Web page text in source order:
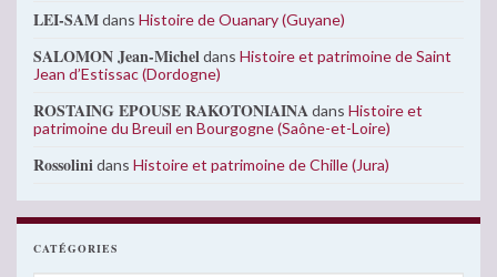
LEI-SAMdans Histoire de Ouanary (Guyane)
SALOMON Jean-Micheldans Histoire et patrimoine de Saint
Jean d’Estissac (Dordogne)
ROSTAING EPOUSE RAKOTONIAINAdans Histoire et
patrimoine du Breuil en Bourgogne (Saône-et-Loire)
Rossolinidans Histoire et patrimoine de Chille (Jura)
CATÉGORIES